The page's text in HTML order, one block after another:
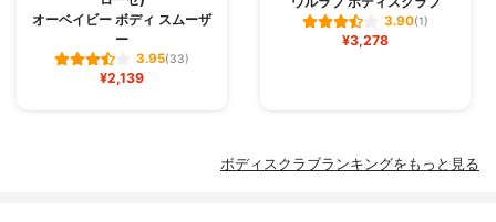
オーベイビー ボディ スムーザ
ー
3.95(33)
¥2,139
3.90(1)
¥3,278
ボディスクラブランキングをもっと見る